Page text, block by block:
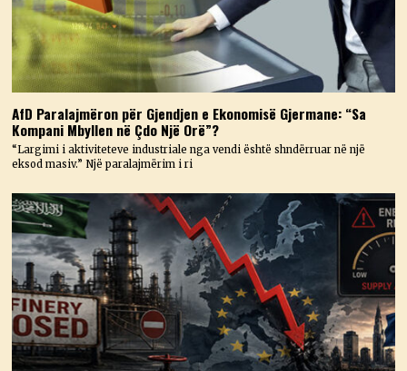
AfD Paralajmëron për Gjendjen e Ekonomisë Gjermane: “Sa
Kompani Mbyllen në Çdo Një Orë”?
“Largimi i aktiviteteve industriale nga vendi është shndërruar në një
eksod masiv.” Një paralajmërim i ri